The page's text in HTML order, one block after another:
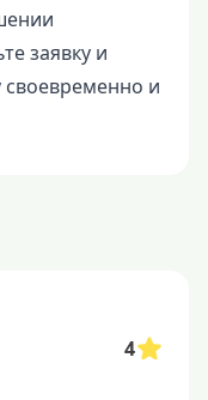
заявку и
и
4